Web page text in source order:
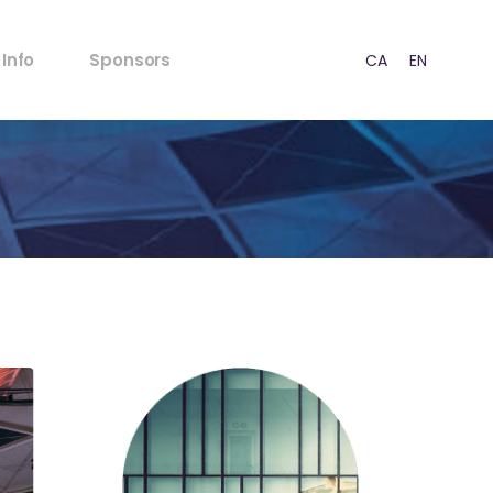
Info
Normativa Menores
Normativa Acústica
Puntos de venta
Estrategia
Contacto
Sponsors CA EN
Normativa Menores
RSC
Estrategia